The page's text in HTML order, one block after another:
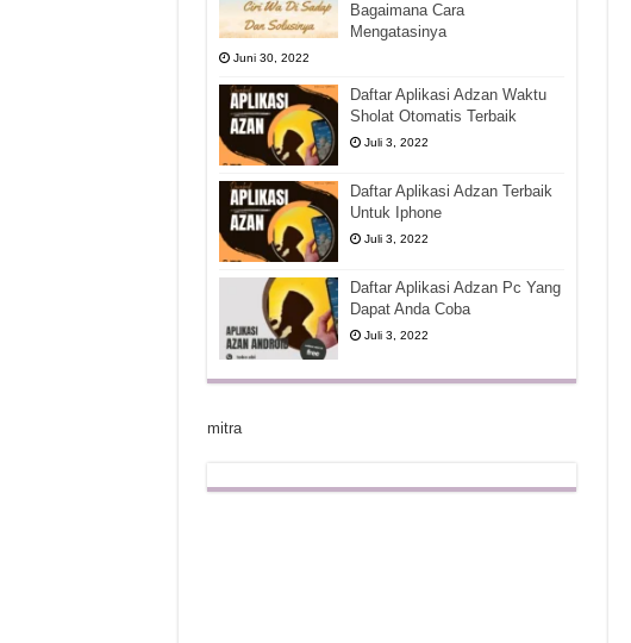
Bagaimana Cara
Mengatasinya
Juni 30, 2022
Daftar Aplikasi Adzan Waktu
Sholat Otomatis Terbaik
Juli 3, 2022
Daftar Aplikasi Adzan Terbaik
Untuk Iphone
Juli 3, 2022
Daftar Aplikasi Adzan Pc Yang
Dapat Anda Coba
Juli 3, 2022
mitra